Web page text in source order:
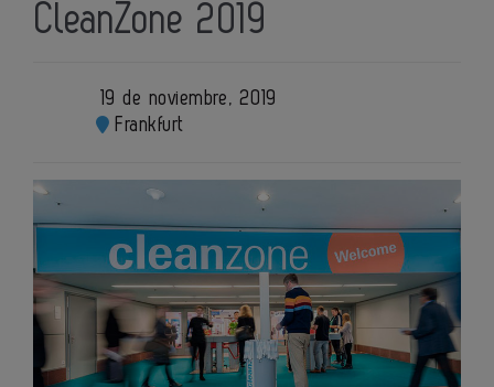
CleanZone 2019
19 de noviembre, 2019
Frankfurt